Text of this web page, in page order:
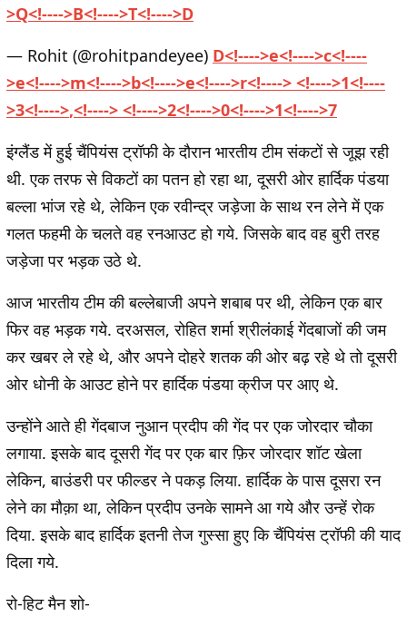
>Q<!---->B<!---->T<!---->D
— Rohit (@rohitpandeyee) D<!---->e<!---->c<!----
>e<!---->m<!---->b<!---->e<!---->r<!----> <!---->1<!----
>3<!---->,<!----> <!---->2<!---->0<!---->1<!---->7
इंग्लैंड में हुई चैंपियंस ट्रॉफी के दौरान भारतीय टीम संकटों से जूझ रही
थी. एक तरफ से विकटों का पतन हो रहा था, दूसरी ओर हार्दिक पंडया
बल्ला भांज रहे थे, लेकिन एक रवीन्द्र जड़ेजा के साथ रन लेने में एक
गलत फहमी के चलते वह रनआउट हो गये. जिसके बाद वह बुरी तरह
जड़ेजा पर भड़क उठे थे.
आज भारतीय टीम की बल्लेबाजी अपने शबाब पर थी, लेकिन एक बार
फिर वह भड़क गये. दरअसल, रोहित शर्मा श्रीलंकाई गेंदबाजों की जम
कर खबर ले रहे थे, और अपने दोहरे शतक की ओर बढ़ रहे थे तो दूसरी
ओर धोनी के आउट होने पर हार्दिक पंडया क्रीज पर आए थे.
उन्होंने आते ही गेंदबाज नुआन प्रदीप की गेंद पर एक जोरदार चौका
लगाया. इसके बाद दूसरी गेंद पर एक बार फ़िर जोरदार शॉट खेला
लेकिन, बाउंडरी पर फील्डर ने पकड़ लिया. हार्दिक के पास दूसरा रन
लेने का मौक़ा था, लेकिन प्रदीप उनके सामने आ गये और उन्हें रोक
दिया. इसके बाद हार्दिक इतनी तेज गुस्सा हुए कि चैंपियंस ट्रॉफी की याद
दिला गये.
रो-हिट मैन शो-